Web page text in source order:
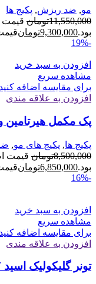
مو, ضد ریزش, پکیج ها
11,550,000تومان
بود.9,300,000تومانقیمت فعلی
-19%
افزودن به سبد خرید
مشاهده سریع
برای مقایسه اضافه کنید
افزودن به علاقه مندی
پک مکمل هیرتامین
پکیج ها, پکیج های مو,
8,500,000تومان
بود.6,850,000تومانقیمت فعلی
-16%
افزودن به سبد خرید
مشاهده سریع
برای مقایسه اضافه کنید
افزودن به علاقه مندی
تونر گلیکولیک اسید 7% اوردینری